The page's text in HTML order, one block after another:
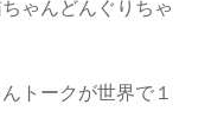
ゃんどんぐりちゃ
トークが世界で１